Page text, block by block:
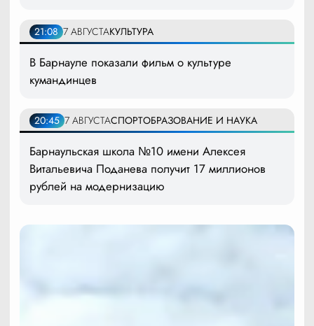
21:08 7 АВГУСТАКУЛЬТУРА
В Барнауле показали фильм о культуре
кумандинцев
20:45 7 АВГУСТАСПОРТОБРАЗОВАНИЕ И НАУКА
Барнаульская школа №10 имени Алексея
Витальевича Поданева получит 17 миллионов
рублей на модернизацию